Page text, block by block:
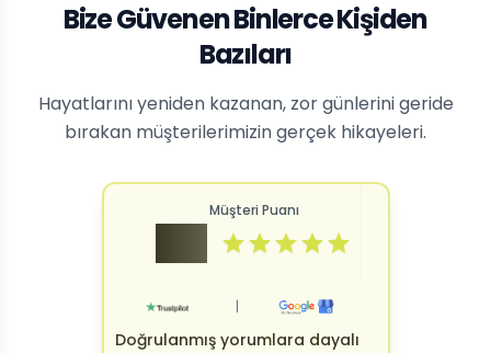
Bize Güvenen Binlerce Kişiden
Bazıları
Hayatlarını yeniden kazanan, zor günlerini geride
bırakan müşterilerimizin gerçek hikayeleri.
Müşteri Puanı
|
Doğrulanmış yorumlara dayalı